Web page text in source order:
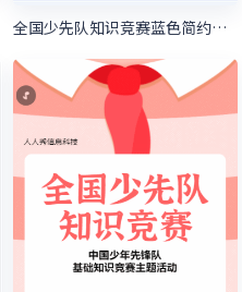
全国少先队知识竞赛蓝色简约风格宣传答题活动